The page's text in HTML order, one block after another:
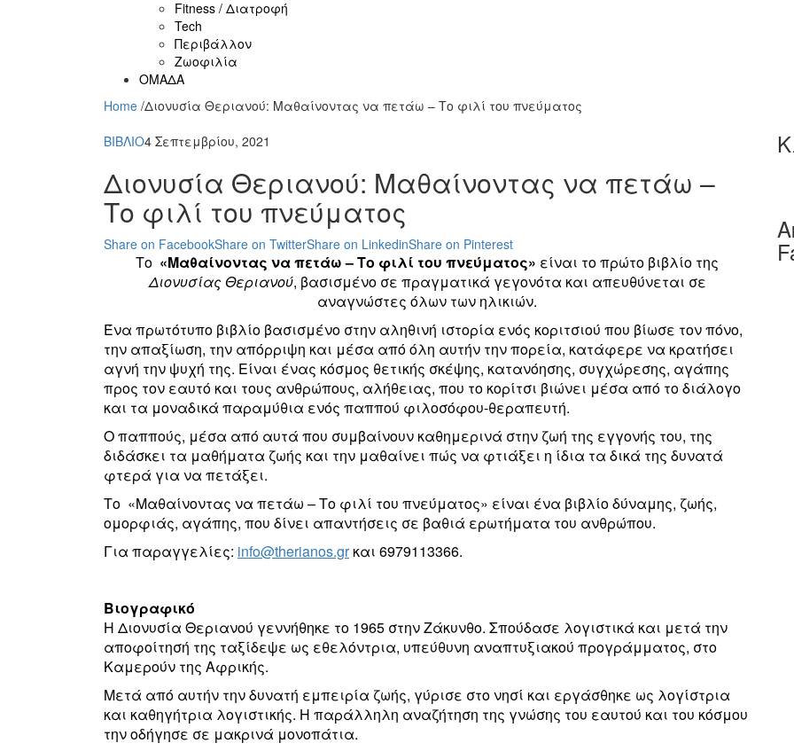
Fitness / Διατροφή
Tech
Περιβάλλον
Ζωοφιλία
ΟΜΑΔΑ
Home /Διονυσία Θεριανού: Μαθαίνοντας να πετάω – Το φιλί του πνεύματος
ΒΙΒΛΙΟ4 Σεπτεμβρίου, 2021
Διονυσία Θεριανού: Μαθαίνοντας να πετάω –
Το φιλί του πνεύματος
Share on FacebookShare on TwitterShare on LinkedinShare on Pinterest
Το «Μαθαίνοντας να πετάω – Το φιλί του πνεύματος» είναι το πρώτο βιβλίο της
Διονυσίας Θεριανού, βασισμένο σε πραγματικά γεγονότα και απευθύνεται σε
αναγνώστες όλων των ηλικιών.
Ένα πρωτότυπο βιβλίο βασισμένο στην αληθινή ιστορία ενός κοριτσιού που βίωσε τον πόνο,
την απαξίωση, την απόρριψη και μέσα από όλη αυτήν την πορεία, κατάφερε να κρατήσει
αγνή την ψυχή της. Είναι ένας κόσμος θετικής σκέψης, κατανόησης, συγχώρεσης, αγάπης
προς τον εαυτό και τους ανθρώπους, αλήθειας, που το κορίτσι βιώνει μέσα από το διάλογο
και τα μοναδικά παραμύθια ενός παππού φιλοσόφου-θεραπευτή.
Ο παππούς, μέσα από αυτά που συμβαίνουν καθημερινά στην ζωή της εγγονής του, της
διδάσκει τα μαθήματα ζωής και την μαθαίνει πώς να φτιάξει η ίδια τα δικά της δυνατά
φτερά για να πετάξει.
Το «Μαθαίνοντας να πετάω – Το φιλί του πνεύματος» είναι ένα βιβλίο δύναμης, ζωής,
ομορφιάς, αγάπης, που δίνει απαντήσεις σε βαθιά ερωτήματα του ανθρώπου.
Για παραγγελίες: info@therianos.grκαι 6979113366.
Βιογραφικό
Η Διονυσία Θεριανού γεννήθηκε το 1965 στην Ζάκυνθο. Σπούδασε λογιστικά και μετά την
αποφοίτησή της ταξίδεψε ως εθελόντρια, υπεύθυνη αναπτυξιακού προγράμματος, στο
Καμερούν της Αφρικής.
Μετά από αυτήν την δυνατή εμπειρία ζωής, γύρισε στο νησί και εργάσθηκε ως λογίστρια
και καθηγήτρια λογιστικής. Η παράλληλη αναζήτηση της γνώσης του εαυτού και του κόσμου
την οδήγησε σε μακρινά μονοπάτια.